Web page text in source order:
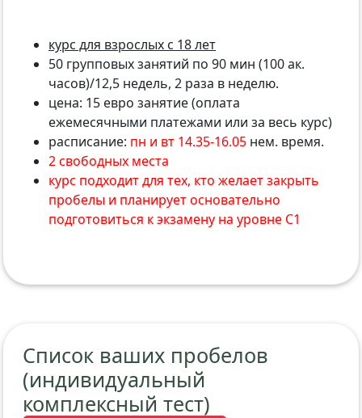
курс для взрослых с 18 лет
50 групповых занятий по 90 мин (100 ак.
часов)/12,5 недель, 2 раза в неделю.
цена: 15 евро занятие (оплата
ежемесячными платежами или за весь курс)
расписание: пн и вт 14.35-16.05 нем. время.
2 свободных места
курс подходит для тех, кто желает закрыть
пробелы и планирует основательно
подготовиться к экзамену на уровне С1
Список ваших пробелов
(индивидуальный
комплексный тест)